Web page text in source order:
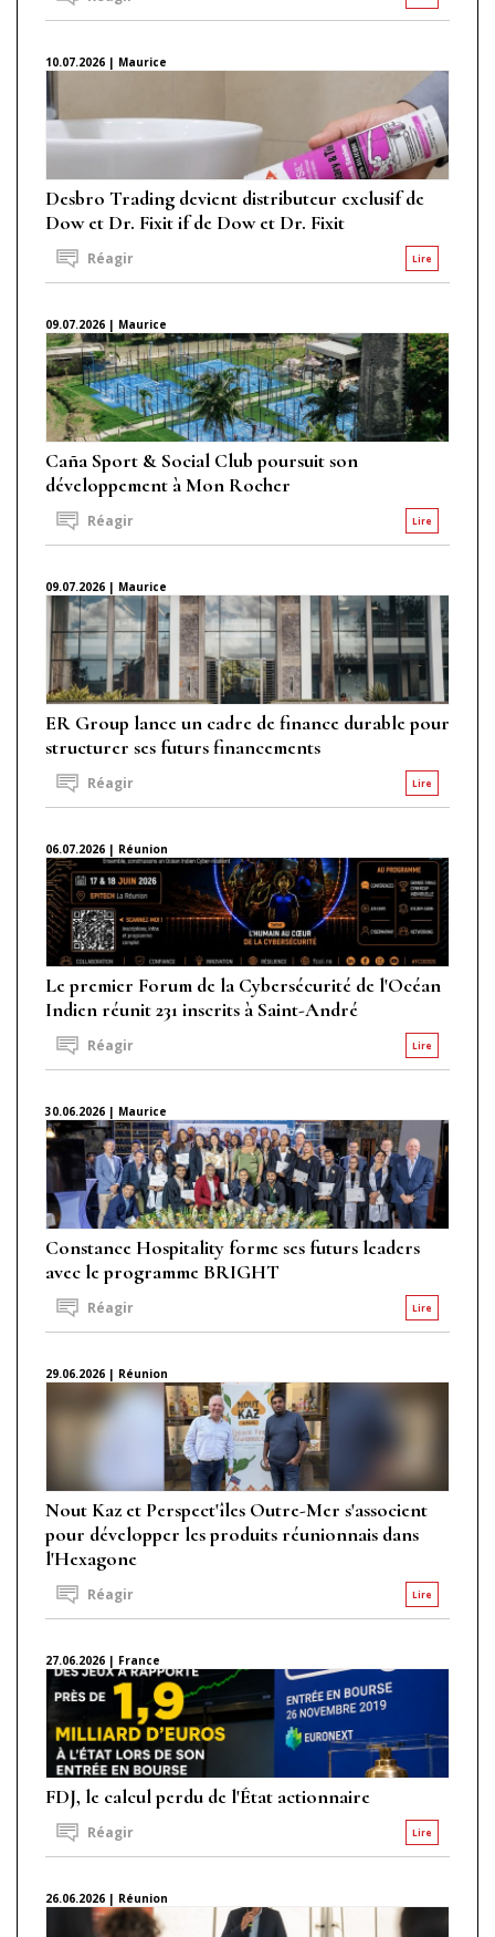
10.07.2026 | Maurice
Desbro Trading devient distributeur exclusif de
Dow et Dr. Fixit if de Dow et Dr. Fixit
Lire
Réagir
09.07.2026 | Maurice
Caña Sport & Social Club poursuit son
développement à Mon Rocher
Lire
Réagir
09.07.2026 | Maurice
ER Group lance un cadre de finance durable pour
structurer ses futurs financements
Lire
Réagir
06.07.2026 | Réunion
Le premier Forum de la Cybersécurité de l'Océan
Indien réunit 231 inscrits à Saint-André
Lire
Réagir
30.06.2026 | Maurice
Constance Hospitality forme ses futurs leaders
avec le programme BRIGHT
Lire
Réagir
29.06.2026 | Réunion
Nout Kaz et Perspect'îles Outre-Mer s'associent
pour développer les produits réunionnais dans
l'Hexagone
Lire
Réagir
27.06.2026 | France
FDJ, le calcul perdu de l'État actionnaire
Lire
Réagir
26.06.2026 | Réunion